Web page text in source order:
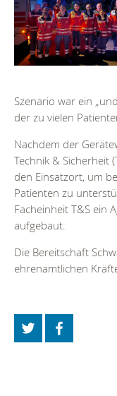
Szenario war ein
der zu vielen
Nachdem der
Technik & Sicherheit
den Einsatzort, um
Patienten zu
Facheinheit T&S ein
aufgebaut.
Die Bereitschaft
ehrenamtlichen